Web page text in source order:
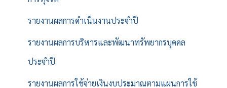
รายงานผลการดำเนินงานประจำปี
รายงานผลการบริหารและพัฒนาทรัพยากรบุคคล
ประจำปี
รายงานผลการใช้จ่ายเงินงบประมาณตามแผนการใช้